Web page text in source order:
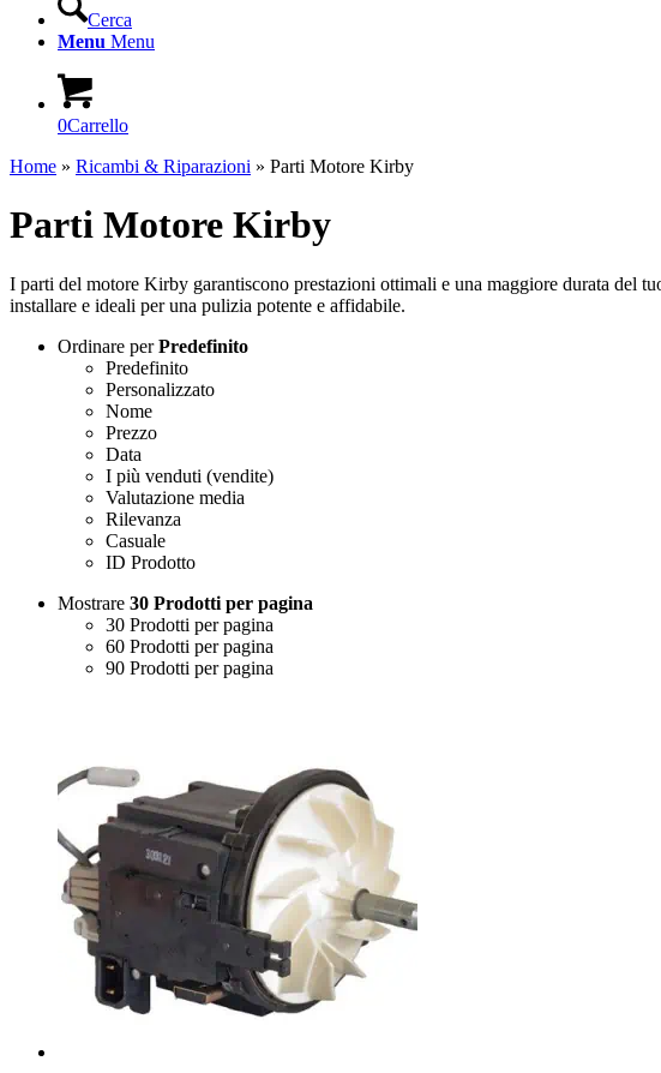
Cerca
Menu Menu
0Carrello
Home » Ricambi & Riparazioni » Parti Motore Kirby
Parti Motore Kirby
I parti del motore Kirby garantiscono prestazioni ottimali e una maggiore durata del
installare e ideali per una pulizia potente e affidabile.
Ordinare perPredefinito
Predefinito
Personalizzato
Nome
Prezzo
Data
I più venduti (vendite)
Valutazione media
Rilevanza
Casuale
ID Prodotto
Mostrare 30 Prodotti per pagina
30 Prodotti per pagina
60 Prodotti per pagina
90 Prodotti per pagina